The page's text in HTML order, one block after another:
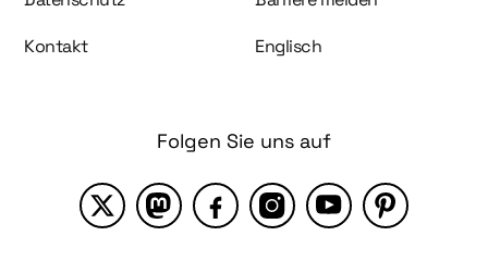
Kontakt Englisch
Folgen Sie uns auf